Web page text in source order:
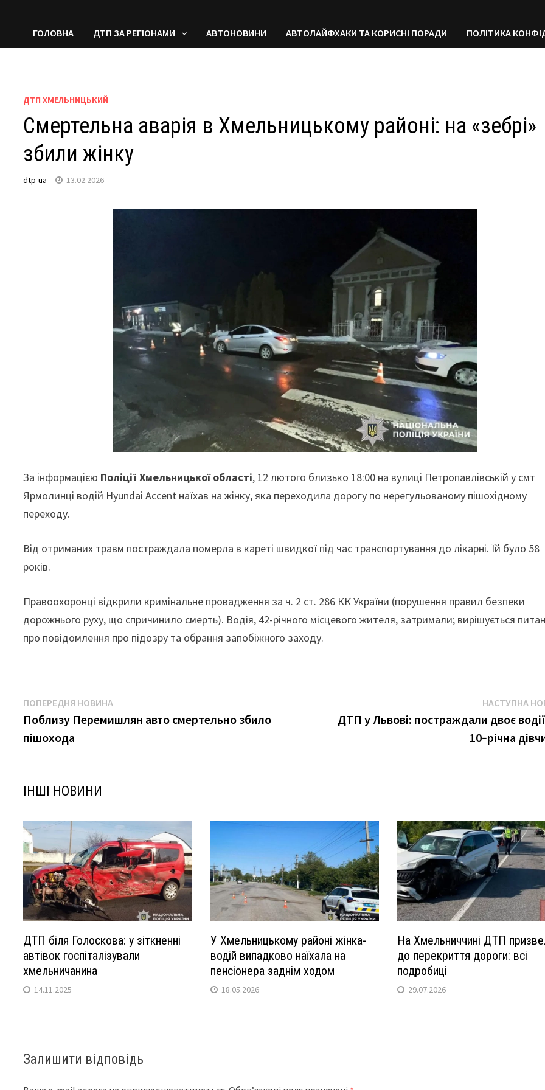
ГОЛОВНА ДТП ЗА РЕГІОНАМИ АВТОНОВИНИ АВТОЛАЙФХАКИ ТА КОРИСНІ ПОРАДИ ПОЛІТИКА
ДТП ХМЕЛЬНИЦЬКИЙ
Смертельна аварія в Хмельницькому районі: на «зебрі»
збили жінку
dtp-ua 13.02.2026
За інформацією Поліції Хмельницької області, 12 лютого близько 18:00 на вулиці Петропавлівській у смт
Ярмолинці водій Hyundai Accent наїхав на жінку, яка переходила дорогу по нерегульованому пішохідному
переходу.
Від отриманих травм постраждала померла в кареті швидкої під час транспортування до лікарні. Їй було 58
років.
Правоохоронці відкрили кримінальне провадження за ч. 2 ст. 286 КК України (порушення правил безпеки
дорожнього руху, що спричинило смерть). Водія, 42-річного місцевого жителя, затримали; вирішується
про повідомлення про підозру та обрання запобіжного заходу.
Навігація
записів
ПОПЕРЕДНЯ НОВИНАПопередня
новина:
Поблизу Перемишлян авто смертельно збило
пішохода
НАСТУПНА
ДТП у Львові: постраждали двоє
10‑річна
ІНШІ НОВИНИ
ДТП біля Голоскова: у зіткненні
автівок госпіталізували
хмельничанина
14.11.2025
У Хмельницькому районі жінка-
водій випадково наїхала на
пенсіонера заднім ходом
18.05.2026
На Хмельниччині ДТП
до перекриття дороги: всі
подробиці
29.07.2026
Залишити відповідь